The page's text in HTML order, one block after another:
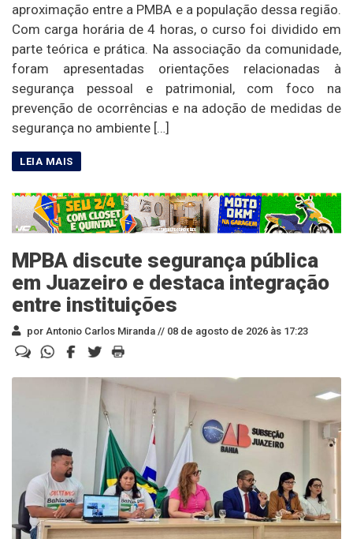
aproximação entre a PMBA e a população dessa região.
Com carga horária de 4 horas, o curso foi dividido em
parte teórica e prática. Na associação da comunidade,
foram apresentadas orientações relacionadas à
segurança pessoal e patrimonial, com foco na
prevenção de ocorrências e na adoção de medidas de
segurança no ambiente […]
MPBA discute segurança pública
em Juazeiro e destaca integração
entre instituições
por Antonio Carlos Miranda // 08 de agosto de 2026 às 17:23